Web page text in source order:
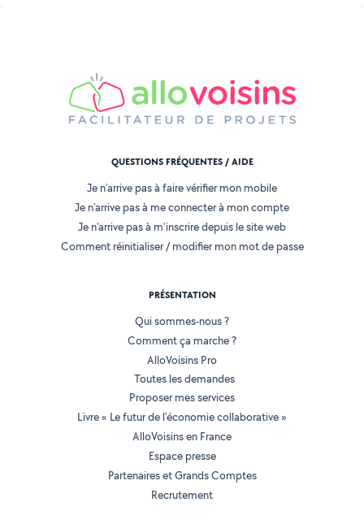
QUESTIONS FRÉQUENTES / AIDE
Je n'arrive pas à faire vérifier mon mobile
Je n'arrive pas à me connecter à mon compte
Je n'arrive pas à m'inscrire depuis le site web
Comment réinitialiser / modifier mon mot de passe
PRÉSENTATION
Qui sommes-nous ?
Comment ça marche ?
AlloVoisins Pro
Toutes les demandes
Proposer mes services
Livre « Le futur de l'économie collaborative »
AlloVoisins en France
Espace presse
Partenaires et Grands Comptes
Recrutement